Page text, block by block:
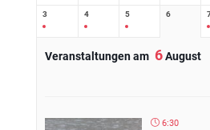
3 4 5 6
Veranstaltungen am 6August
6:30